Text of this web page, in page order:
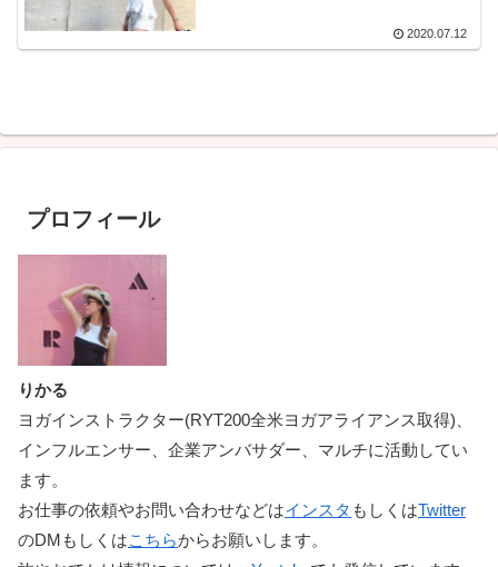
2020.07.12
プロフィール
りかる
ヨガインストラクター(RYT200全米ヨガアライアンス取得)、
インフルエンサー、企業アンバサダー、マルチに活動してい
ます。
お仕事の依頼やお問い合わせなどはインスタ もしくはTwitter
のDMもしくはこちらからお願いします。